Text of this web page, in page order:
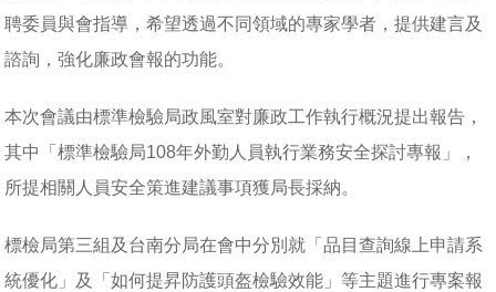
聘委員與會指導，希望透過不同領域的專家學者，提供建言及
諮詢，強化廉政會報的功能。
本次會議由標準檢驗局政風室對廉政工作執行概況提出報告，
其中「標準檢驗局108年外勤人員執行業務安全探討專報」，
所提相關人員安全策進建議事項獲局長採納。
標檢局第三組及台南分局在會中分別就「品目查詢線上申請系
統優化」及「如何提昇防護頭盔檢驗效能」等主題進行專案報